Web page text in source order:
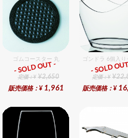
ゴムコースター 丸
総合ﾗﾝｷﾝｸﾞ
定価：¥ ¥2,650
販売価格：¥ 1,961
- SOLD OUT -
ゴンドラ 6個入り
総合ﾗﾝｷﾝｸﾞ
定価：¥
販売価格：¥
- SOLD